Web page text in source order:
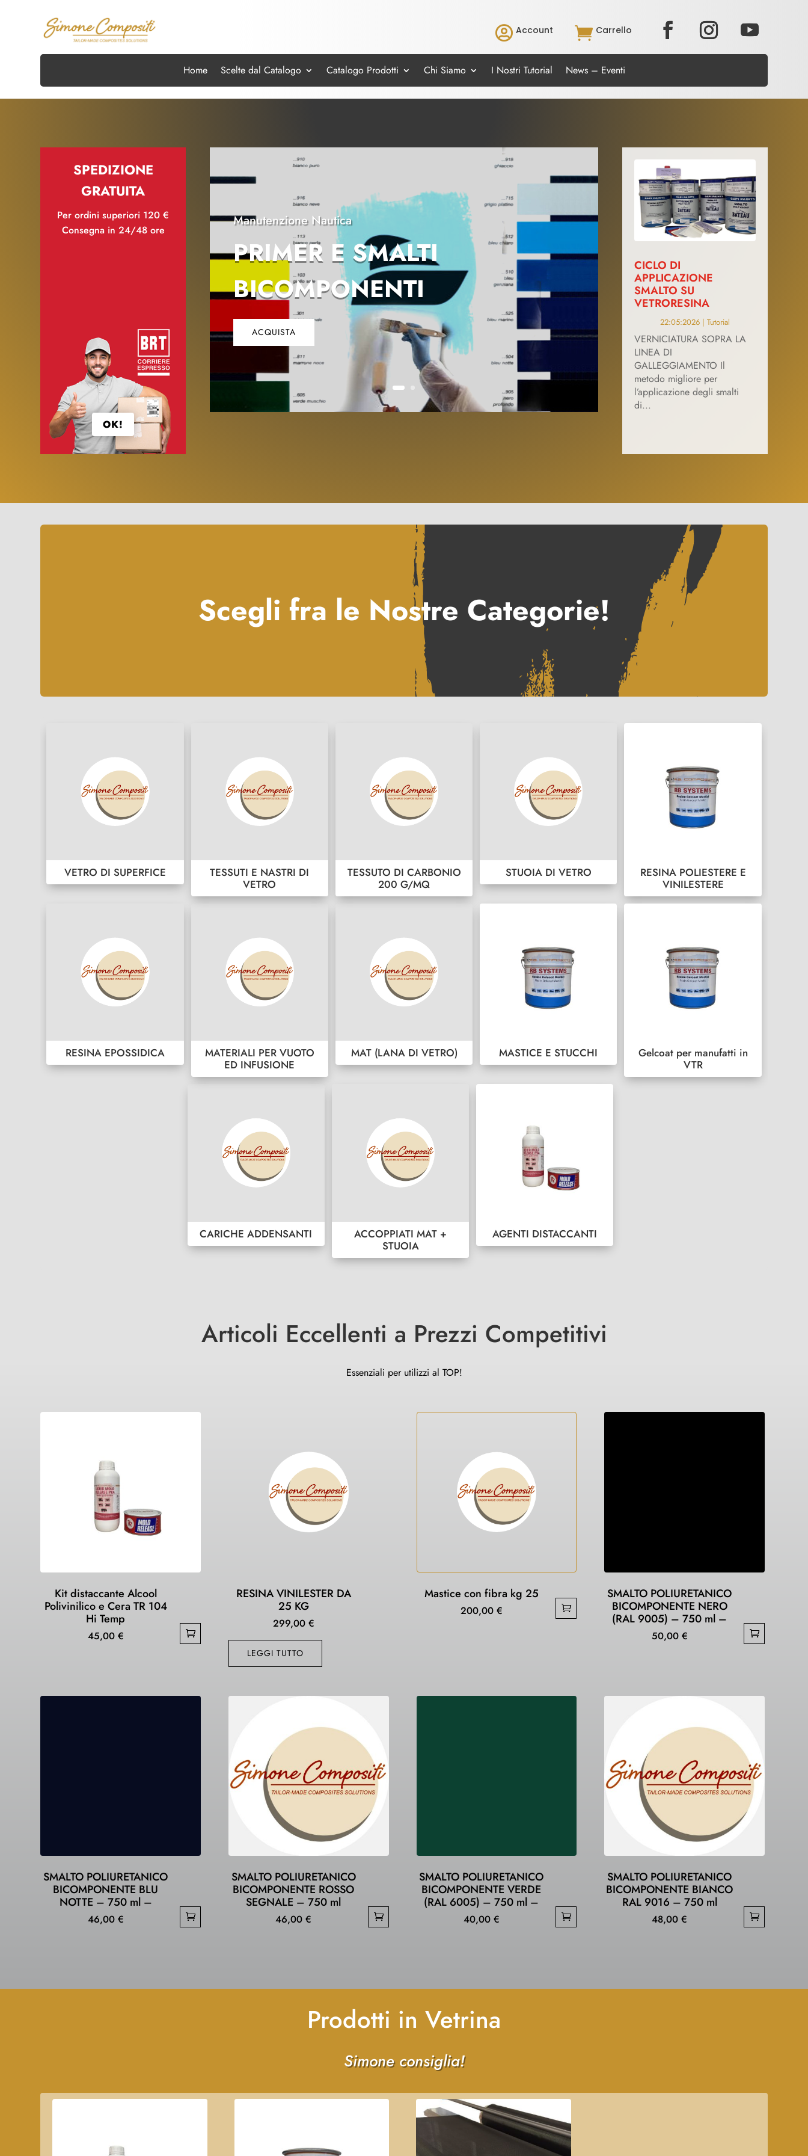
 Account  Carrello
Home Scelte dal Catalogo Catalogo Prodotti Chi Siamo I Nostri Tutorial News – Eventi
SPEDIZIONE
GRATUITA
Per ordini superiori 120 €
Consegna in 24/48 ore
OK!
Manutenzione Nautica
PRIMER E SMALTI
BICOMPONENTI
ACQUISTA
CICLO DI
APPLICAZIONE
SMALTO SU
VETRORESINA
22:05:2026| Tutorial
VERNICIATURA SOPRA LA
LINEA DI
GALLEGGIAMENTO Il
metodo migliore per
l’applicazione degli smalti
di...
Scegli fra le Nostre Categorie!
VETRO DI SUPERFICE
TESSUTI E NASTRI DI
VETRO
TESSUTO DI CARBONIO
200 G/MQ
STUOIA DI VETRO
RESINA POLIESTERE E
VINILESTERE
RESINA EPOSSIDICA
MATERIALI PER VUOTO
ED INFUSIONE
MAT (LANA DI VETRO) MASTICE E STUCCHI
Gelcoat per manufatti in
VTR
CARICHE ADDENSANTI
ACCOPPIATI MAT +
STUOIA
AGENTI DISTACCANTI
Articoli Eccellenti a Prezzi Competitivi
Essenziali per utilizzi al TOP!
Kit distaccante Alcool
Polivinilico e Cera TR 104
Hi Temp
45,00 €
RESINA VINILESTER DA
25 KG
299,00 €
LEGGI TUTTO
Mastice con fibra kg 25
200,00 €
SMALTO POLIURETANICO
BICOMPONENTE NERO
(RAL 9005) – 750 ml –
50,00 €
SMALTO POLIURETANICO
BICOMPONENTE BLU
NOTTE – 750 ml –
46,00 €
SMALTO POLIURETANICO
BICOMPONENTE ROSSO
SEGNALE – 750 ml
46,00€
SMALTO POLIURETANICO
BICOMPONENTE VERDE
(RAL 6005) – 750 ml –
40,00 €
SMALTO POLIURETANICO
BICOMPONENTE BIANCO
RAL 9016 – 750 ml
48,00€
Prodotti in Vetrina
Simone consiglia!